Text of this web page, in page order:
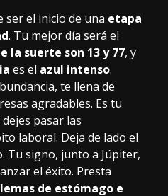
ser el inicio de una etapa
. Tu mejor día será el
la suerte son 13 y 77, y
es el azul intenso.
te llena de
agradables. Es tu
pasar las
laboral. Deja de lado el
Tu signo, junto a Júpiter,
el éxito. Presta
de estómago e